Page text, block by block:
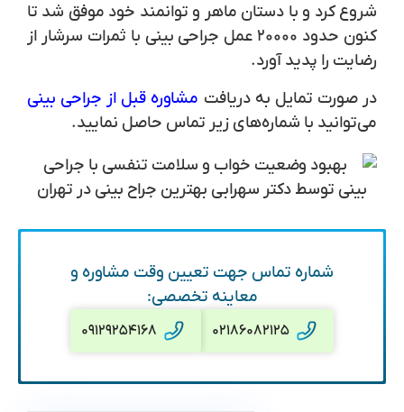
شروع کرد و با دستان ماهر و توانمند خود موفق شد تا
کنون حدود ۲۰۰۰۰ عمل جراحی بینی با ثمرات سرشار از
رضایت را پدید آورد.
در صورت تمایل به دریافت مشاوره قبل از جراحی بینی
می‌توانید با شماره‌های زیر تماس حاصل نمایید.
شماره تماس جهت تعیین وقت مشاوره و
معاینه تخصصی:
۰۲۱۸۶۰۸۲۱۲۵ ۰۹۱۲۹۲۵۴۱۶۸